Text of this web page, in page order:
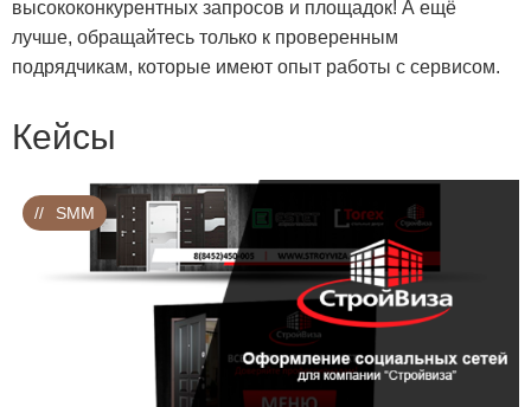
высококонкурентных запросов и площадок! А ещё
лучше, обращайтесь только к проверенным
подрядчикам, которые имеют опыт работы с сервисом.
Кейсы
SMM